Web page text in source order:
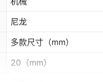
尼龙
多款尺寸 （mm）
20 （mm）